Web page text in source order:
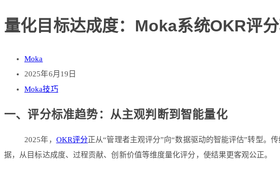
量化目标达成度：Moka系统OKR评
Moka
2025年6月19日
Moka技巧
一、评分标准趋势：从主观判断到智能量化
2025年， OKR评分正从“管理者主观评分”向“数据驱动的智能评估”转型。
据，从目标达成度、过程贡献、创新价值等维度量化评分，使结果更客观公正。